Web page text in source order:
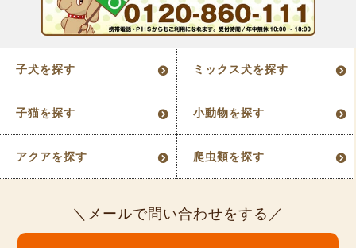
子犬を探す ミックス犬を探す
子猫を探す 小動物を探す
アクアを探す 爬虫類を探す
メールで問い合わせをする